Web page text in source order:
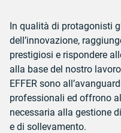
In qualità di protagonisti
dell’innovazione,
prestigiosi e rispondere
alla base del nostro
EFFER sono
professionali ed offrono
necessaria alla gestione
e di sollevamento.